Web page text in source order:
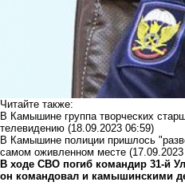
Читайте также:
В Камышине группа творческих
телевидению (18.09.2023 06:59)
В Камышине полиции пришлось
самом оживленном месте
В ходе СВО погиб командир 31-й
он командовал и камышинскими